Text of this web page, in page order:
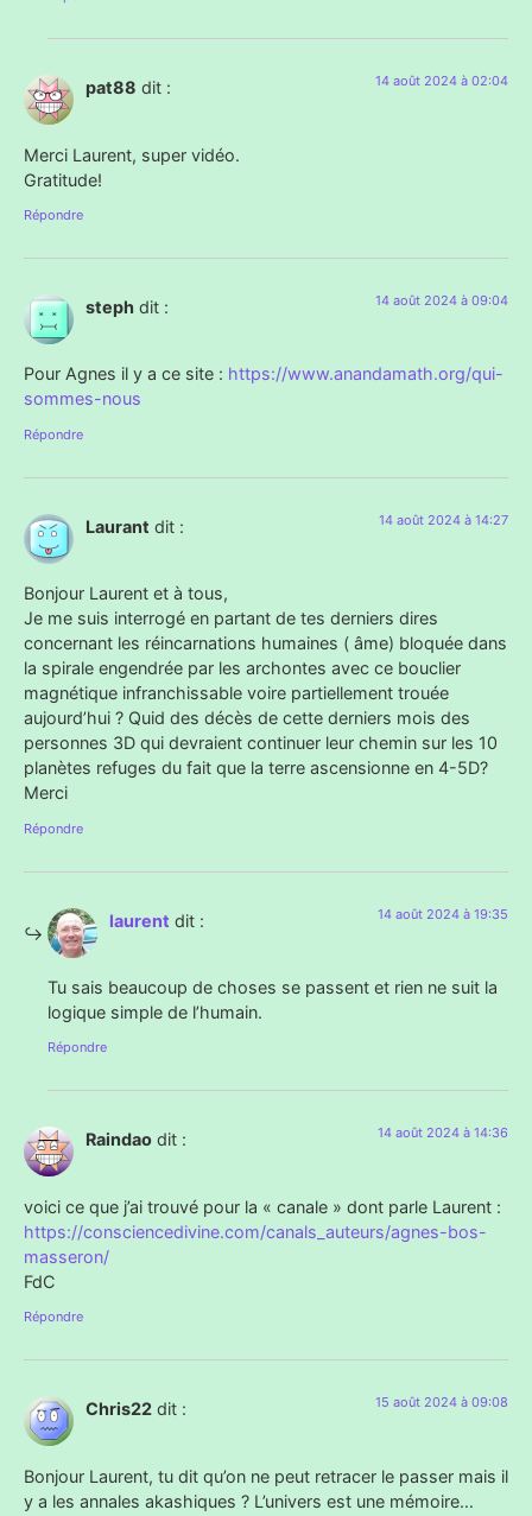
pat88 dit : 14 août 2024 à 02:04
Merci Laurent, super vidéo.
Gratitude!
Répondre
steph dit : 14 août 2024 à 09:04
Pour Agnes il y a ce site : https://www.anandamath.org/qui-
sommes-nous
Répondre
Laurant dit : 14 août 2024 à 14:27
Bonjour Laurent et à tous,
Je me suis interrogé en partant de tes derniers dires
concernant les réincarnations humaines ( âme) bloquée dans
la spirale engendrée par les archontes avec ce bouclier
magnétique infranchissable voire partiellement trouée
aujourd’hui ? Quid des décès de cette derniers mois des
personnes 3D qui devraient continuer leur chemin sur les 10
planètes refuges du fait que la terre ascensionne en 4-5D?
Merci
Répondre
laurent dit : 14 août 2024 à 19:35
Tu sais beaucoup de choses se passent et rien ne suit la
logique simple de l’humain.
Répondre
Raindao dit : 14 août 2024 à 14:36
voici ce que j’ai trouvé pour la « canale » dont parle Laurent :
https://consciencedivine.com/canals_auteurs/agnes-bos-
masseron/
FdC
Répondre
Chris22 dit : 15 août 2024 à 09:08
Bonjour Laurent, tu dit qu’on ne peut retracer le passer mais il
y a les annales akashiques ? L’univers est une mémoire…